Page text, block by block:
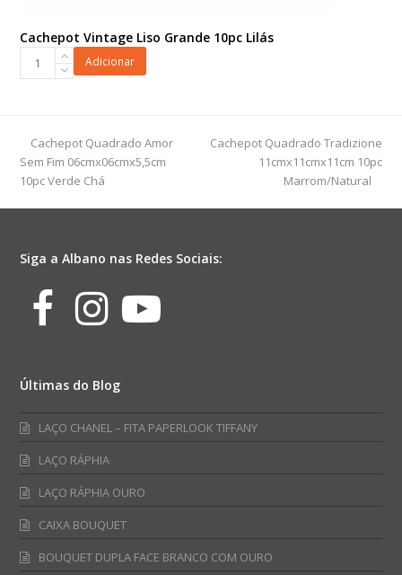
Cachepot Vintage Liso Grande 10pc Lilás
Cachepot
Lilás
quantidade
Adicionar
previous
post:
Cachepot Quadrado Amor
Sem Fim 06cmx06cmx5,5cm
10pc Verde Chá
next
Cachepot Quadrado Tradizione
11cmx11cmx11cm 10pc
Marrom/Natural
Siga a Albano nas Redes Sociais:
Facebook
Instagram
Youtube
Últimas do Blog
LAÇO CHANEL – FITA PAPERLOOK TIFFANY
LAÇO RÁPHIA
LAÇO RÁPHIA OURO
CAIXA BOUQUET
BOUQUET DUPLA FACE BRANCO COM OURO